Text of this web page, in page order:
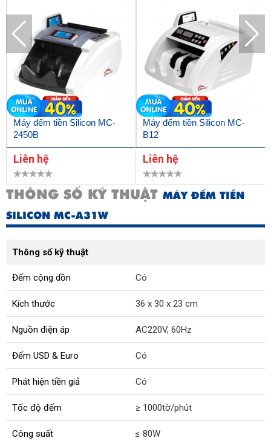
Máy đếm tiền Silicon MC-
2450B
Liên hệ
Máy đếm tiền Silicon MC-
B12
Liên hệ
THÔNG SỐ KỸ THUẬT MÁY ĐẾM TIỀN
SILICON MC-A31W
Thông số kỹ thuật
Đếm cộng dồn Có
Kích thước 36 x 30 x 23 cm
Nguồn điện áp AC220V, 60Hz
Đếm USD & Euro Có
Phát hiện tiền giả Có
Tốc độ đếm ≥ 1000tờ/phút
Công suất ≤ 80W